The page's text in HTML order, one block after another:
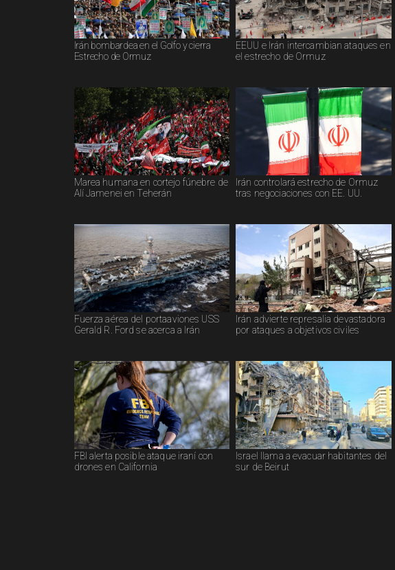
Irán bombardea en el Golfo y cierra
Estrecho de Ormuz
EEUU e Irán intercambian ataques en
el estrecho de Ormuz
Marea humana en cortejo fúnebre de
Alí Jamenei en Teherán
Irán controlará estrecho de Ormuz
tras negociaciones con EE. UU.
Fuerza aérea del portaaviones USS
Gerald R. Ford se acerca a Irán
Irán advierte represalia devastadora
por ataques a objetivos civiles
FBI alerta posible ataque iraní con
drones en California
Israel llama a evacuar habitantes del
sur de Beirut